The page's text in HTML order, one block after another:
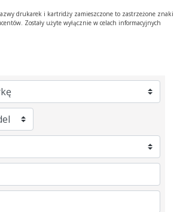
drukarek i kartridży zamieszczone to zastrzeżone znaki
Zostały użyte wyłącznie w celach informacyjnych